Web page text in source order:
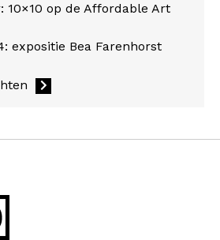
10×10 op de Affordable Art
expositie Bea Farenhorst